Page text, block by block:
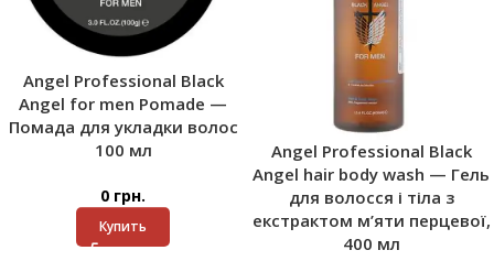
Angel Professional Black
Angel for men Pomade —
Помада для укладки волос
100 мл​
0 грн.
Купить
Angel Professional Black
Angel hair body wash — Гель
для волосся і тіла з
екстрактом м’яти перцевої,
400 мл